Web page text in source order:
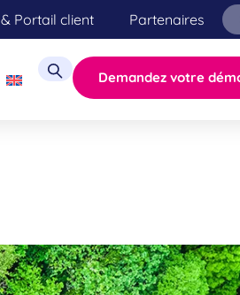
Portail client Partenaires
Demandez votre